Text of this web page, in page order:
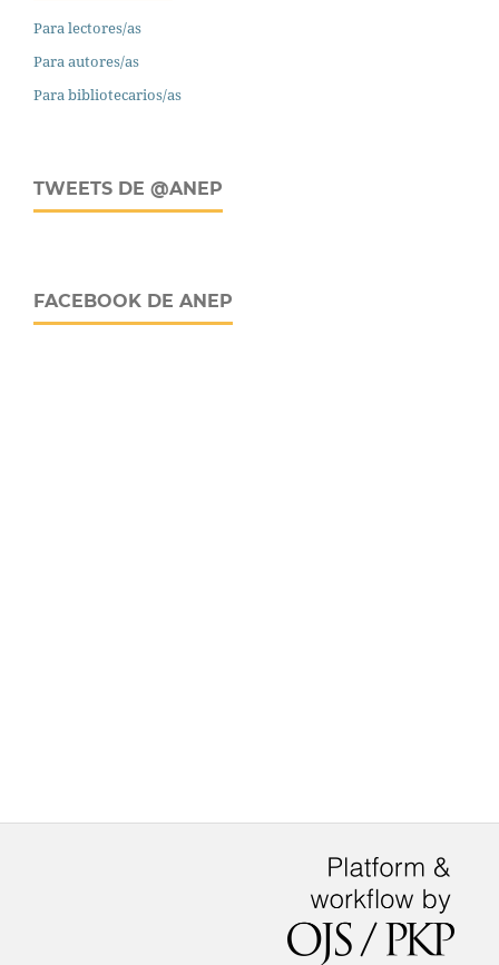
Para lectores/as
Para autores/as
Para bibliotecarios/as
TWEETS DE @ANEP
FACEBOOK DE ANEP